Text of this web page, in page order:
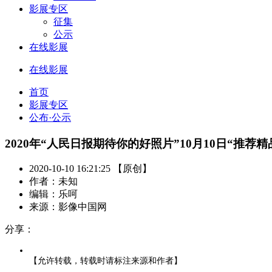
影展专区
征集
公示
在线影展
在线影展
首页
影展专区
公布·公示
2020年“人民日报期待你的好照片”10月10日“推荐精
2020-10-10 16:21:25 【原创】
作者：未知
编辑：乐呵
来源：影像中国网
分享：
【允许转载，转载时请标注来源和作者】